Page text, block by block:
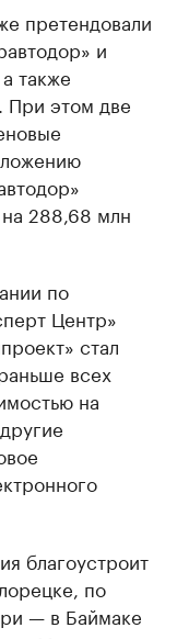
претендовали
и
также
При этом две
288,68 млн
по
Центр»
стал
всех
на
благоустроит
по
— в Баймаке